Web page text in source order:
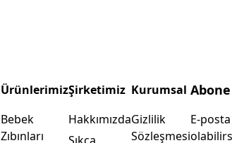
Ürünlerimiz
Bebek
Zıbınları
Şirketimiz
Hakkımızda
Kurumsal
Gizlilik
Sözleşmesi
E-